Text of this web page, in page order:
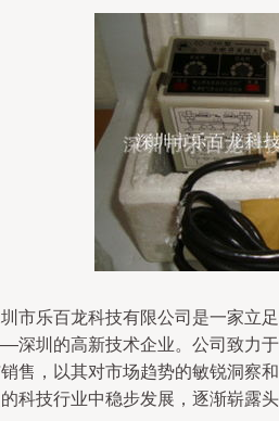
市乐百龙科技有限公司是一家立
深圳的高新技术企业。公司致力
售，以其对市场趋势的敏锐洞察
科技行业中稳步发展，逐渐崭露头